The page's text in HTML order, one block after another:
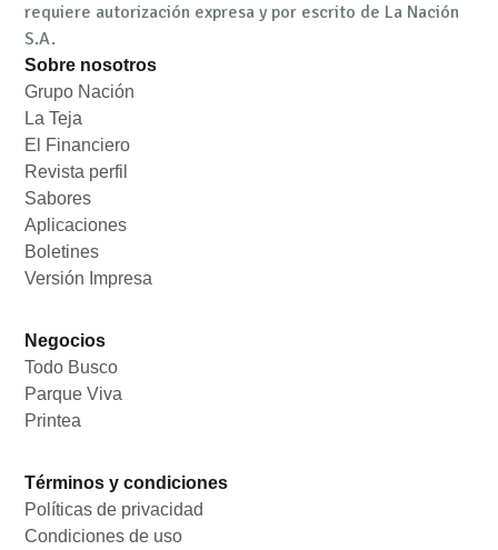
requiere autorización expresa y por escrito de La Nación
S.A.
Sobre nosotros
Grupo Nación
La Teja
El Financiero
Revista perfil
Sabores
Aplicaciones
Boletines
Versión Impresa
Negocios
Todo Busco
Parque Viva
Printea
Términos y condiciones
Políticas de privacidad
Condiciones de uso